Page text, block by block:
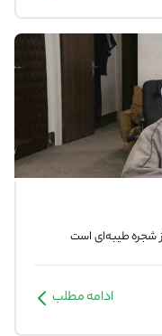
شجره طیبه‌ای است
ادامه مطلب